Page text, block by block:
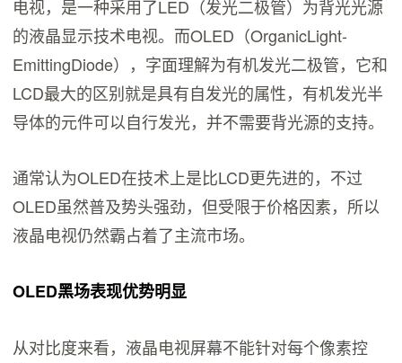
电视，是一种采用了LED（发光二极管）为背光光源
的液晶显示技术电视。而OLED（OrganicLight-
EmittingDiode），字面理解为有机发光二极管，它和
LCD最大的区别就是具有自发光的属性，有机发光半
导体的元件可以自行发光，并不需要背光源的支持。
通常认为OLED在技术上是比LCD更先进的，不过
OLED虽然普及势头强劲，但受限于价格因素，所以
液晶电视仍然霸占着了主流市场。
OLED黑场表现优势明显
从对比度来看，液晶电视屏幕不能针对每个像素控